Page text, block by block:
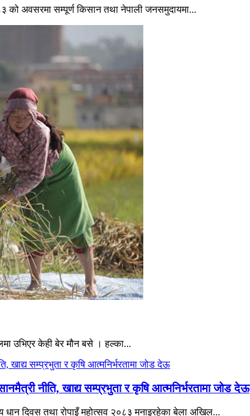
को अवसरमा सम्पूर्ण किसान तथा नेपाली जनसमुदायमा...
उभिएर केही बेर मौन बसे । हल्का...
नीति, खाद्य सम्प्रभुता र कृषि आत्मनिर्भरतामा जोड देऊ
धान दिवस तथा रोपाइँ महोत्सव २०८३ मनाइरहेका बेला अखिल...